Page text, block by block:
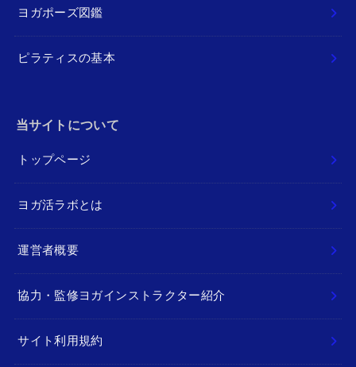
ヨガポーズ図鑑
ピラティスの基本
当サイトについて
トップページ
ヨガ活ラボとは
運営者概要
協力・監修ヨガインストラクター紹介
サイト利用規約